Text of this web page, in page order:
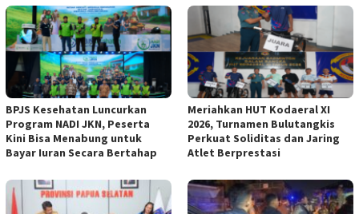
BPJS Kesehatan Luncurkan
Program NADI JKN, Peserta
Kini Bisa Menabung untuk
Bayar Iuran Secara Bertahap
Meriahkan HUT Kodaeral XI
2026, Turnamen Bulutangkis
Perkuat Soliditas dan Jaring
Atlet Berprestasi